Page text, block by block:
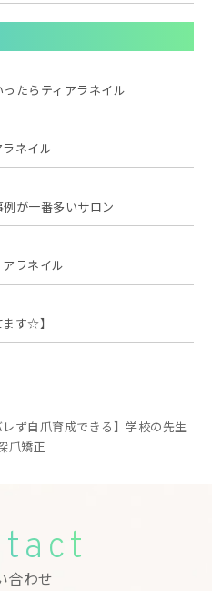
たらティアラネイル
ネイル
が一番多いサロン
ラネイル
す☆】
レず自爪育成できる】学校の先生
爪矯正
合わせ